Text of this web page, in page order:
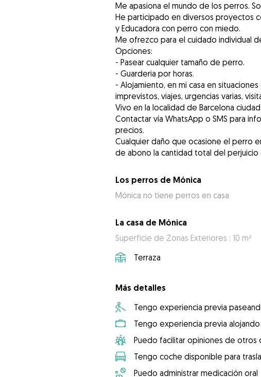
Me apasiona el mundo de los perros.
He participado en diversos proyectos
y Educadora con perro con miedo.
Me ofrezco para el cuidado individual
Opciones:
- Pasear cualquier tamaño de perro.
- Guarderia por horas.
- Alojamiento, en mi casa en
imprevistos, viajes, urgencias varias,
Vivo en la localidad de Barcelona ciudad.
Contactar vía WhatsApp o SMS para
precios.
Cualquier daño que ocasione el perro
Los perros de Mónica
Mónica no tiene perros en casa
La casa de Mónica
Superficie de Zonas Exteriores : 10 m²
Terraza
Más detalles
Tengo experiencia previa
Tengo experiencia previa
Puedo facilitar opiniones de otros
Tengo coche disponible para
Puedo administrar medicación oral